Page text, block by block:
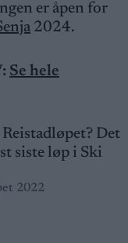
er åpen for
2024.
Se hele
2022